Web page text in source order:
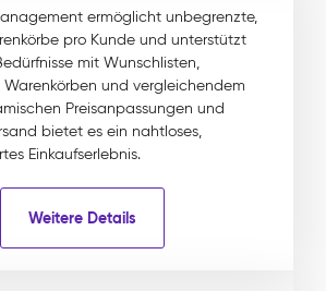
ermöglicht unbegrenzte,
pro Kunde und unterstützt
mit Wunschlisten,
und vergleichendem
Preisanpassungen und
bietet es ein nahtloses,
Einkaufserlebnis.
Weitere Details